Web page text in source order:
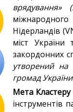
врядування»
міжнародного
Нідерландів
міст України
закордонних
утворений на
громад
Мета Кластеру
інструментів